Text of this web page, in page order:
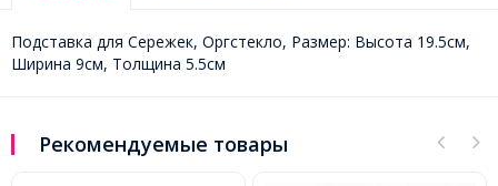
Подставка для Сережек, Оргстекло, Размер: Высота 19.5см,
Ширина 9см, Толщина 5.5см
Рекомендуемые товары